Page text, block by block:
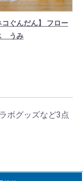
コぐんだん】 フロー
うみ
ボグッズなど3点